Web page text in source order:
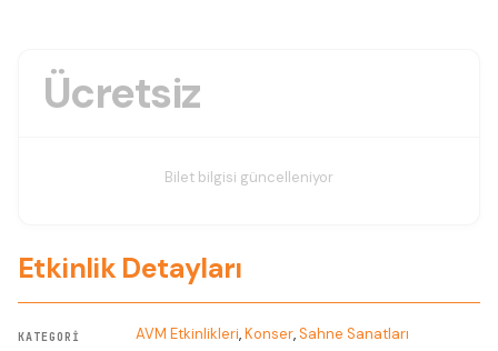
Ücretsiz
Bilet bilgisi güncelleniyor
Etkinlik Detayları
KATEGORI AVM Etkinlikleri,Konser,Sahne Sanatları